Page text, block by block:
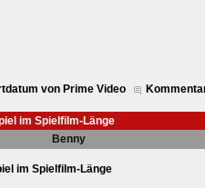
von Prime Video
im Spielfilm-Länge
Benny
im Spielfilm-Länge